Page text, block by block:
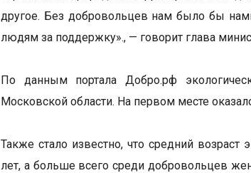
другое. Без добровольцев нам было бы
людям за поддержку»., — говорит глава
По данным портала Добро.рф
Московской области. На первом месте
Также стало известно, что средний
лет, а больше всего среди добровольцев